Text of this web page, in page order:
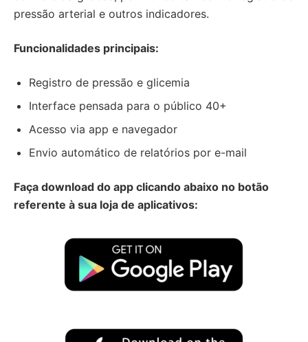
pressão arterial e outros indicadores.
Funcionalidades principais:
Registro de pressão e glicemia
Interface pensada para o público 40+
Acesso via app e navegador
Envio automático de relatórios por e-mail
Faça download do app clicando abaixo no botão
referente à sua loja de aplicativos: